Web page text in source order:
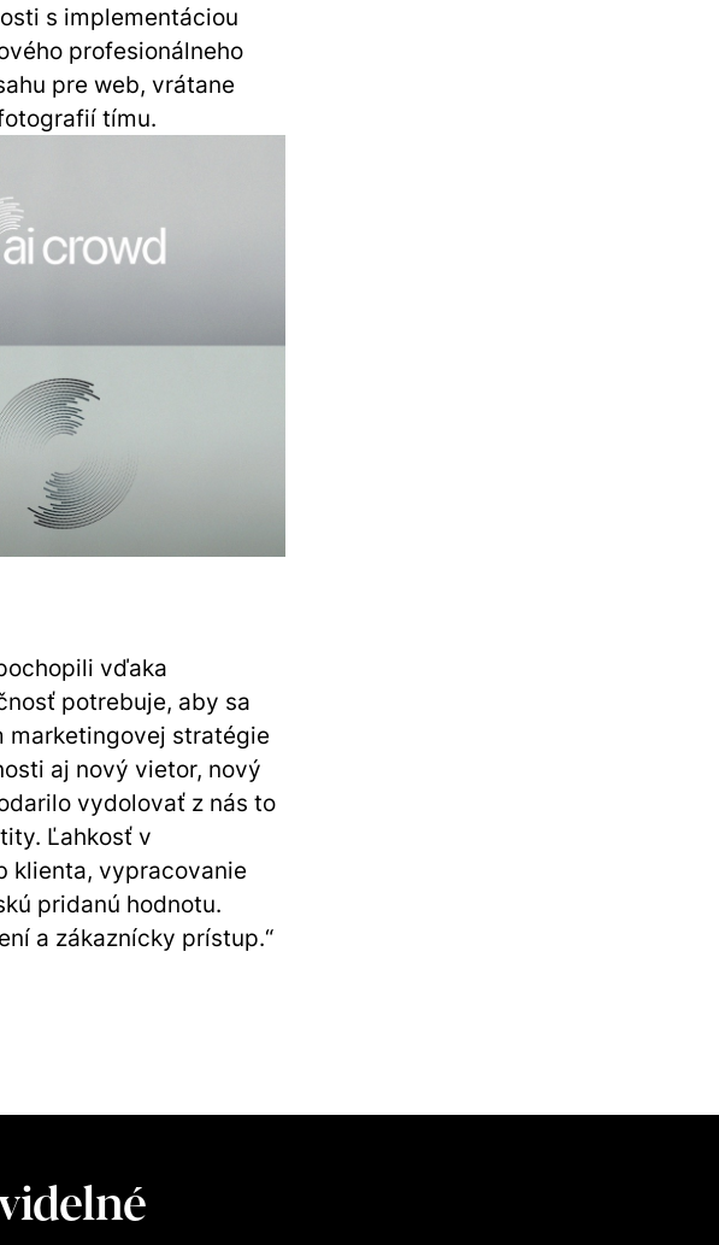
s implementáciou
profesionálneho
pre web, vrátane
tímu.
vďaka
potrebuje, aby sa
marketingovej stratégie
aj nový vietor, nový
vydolovať z nás to
Ľahkosť v
klienta, vypracovanie
pridanú hodnotu.
a zákaznícky prístup.“